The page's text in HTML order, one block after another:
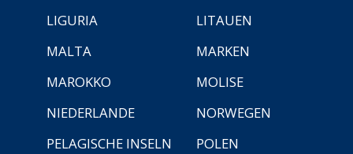
LIGURIA
LITAUEN
MALTA
MARKEN
MAROKKO
MOLISE
NIEDERLANDE
NORWEGEN
PELAGISCHE INSELN
POLEN